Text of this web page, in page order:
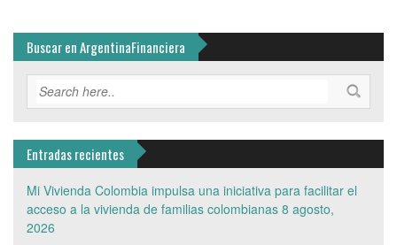
Buscar en ArgentinaFinanciera
Entradas recientes
Mi Vivienda Colombia impulsa una iniciativa para facilitar el
acceso a la vivienda de familias colombianas 8 agosto,
2026